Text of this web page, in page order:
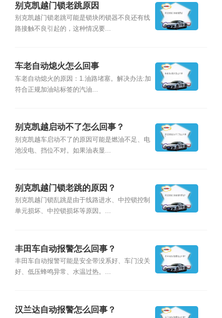
别克凯越门锁老跳原因
别克凯越门锁老跳可能是锁块闭锁器不良还有线
路接触不良引起的，这种情况要...
车老自动熄火怎么回事
车老自动熄火的原因：1.油路堵塞。解决办法:加
符合正规加油站标签的汽油...
别克凯越启动不了怎么回事？
别克凯越车启动不了的原因可能是燃油不足、电
池没电、挡位不对。如果油表显...
别克凯越门锁老跳的原因？
别克凯越门锁乱跳是由于线路进水、中控锁控制
单元损坏、中控锁损坏等原因。...
丰田车自动报警怎么回事？
丰田车自动报警可能是安全带没系好、车门没关
好、低压蜂鸣异常、水温过热。...
汉兰达自动报警怎么回事？